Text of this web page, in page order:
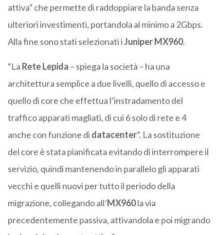
attiva” che permette di raddoppiare la banda senza
ulteriori investimenti, portandola al minimo a 2Gbps.
Alla fine sono stati selezionati iJuniper MX960.
“La Rete Lepida – spiega la società – ha una
architettura semplice a due livelli, quello di accesso e
quello di core che effettua l’instradamento del
traffico apparati magliati, di cui 6 solo di rete e 4
anche con funzione di datacenter”. La sostituzione
del core è stata pianificata evitando di interrompere il
servizio, quindi mantenendo in parallelo gli apparati
vecchi e quelli nuovi per tutto il periodo della
migrazione, collegando all’MX960la via
precedentemente passiva, attivandola e poi migrando